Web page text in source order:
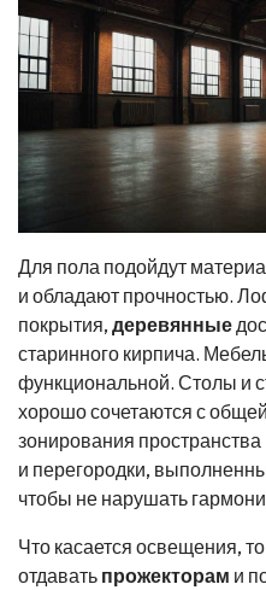
Для пола подойдут
и обладают прочностью.
покрытия, деревянные
старинного кирпича.
функциональной. Столы и
хорошо сочетаются с
зонирования
и перегородки,
чтобы не нарушать
Что касается освещения,
отдавать прожекторам и